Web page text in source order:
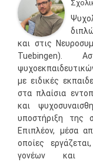
και στις
Tuebingen).
με ειδικές
στα πλαίσια
και
υποστήριξη της
Επιπλέον, μέσα
οποίες
γονέων και